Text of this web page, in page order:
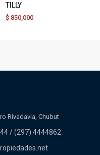
TILLY
$ 850,000
Rivadavia, Chubut
/ (297) 4444862